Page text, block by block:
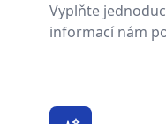
Vyplňte
informací nám